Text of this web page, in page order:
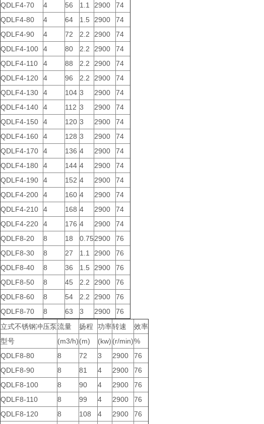
QDLF4-70
4 56 1.1 2900
74
QDLF4-80
4 64 1.5 2900
74
QDLF4-90
4 72 2.2 2900
74
QDLF4-100
4 80 2.2 2900
74
QDLF4-110
4 88 2.2 2900
74
QDLF4-120
4 96 2.2 2900
74
QDLF4-130
4 104 3 2900
74
QDLF4-140
4 112 3 2900
74
QDLF4-150
4 120 3 2900
74
QDLF4-160
4 128 3 2900
74
QDLF4-170
4 136 4 2900
74
QDLF4-180
4 144 4 2900
74
QDLF4-190
4 152 4 2900
74
QDLF4-200
4 160 4 2900
74
QDLF4-210
4 168 4 2900
74
QDLF4-220
4 176 4 2900
74
QDLF8-20
8 18 0.752900
76
QDLF8-30
8 27 1.1 2900
76
QDLF8-40
8 36 1.5 2900
76
QDLF8-50
8 45 2.2 2900
76
QDLF8-60
8 54 2.2 2900
76
QDLF8-70
8 63 3 2900
76
立式不锈钢冲压泵流量 扬程 功率转速
效率
型号
(m3/h)(m) (kw) (r/min)%
QDLF8-80
8 72 3 2900
76
QDLF8-90
8 81 4 2900
76
QDLF8-100
8 90 4 2900
76
QDLF8-110
8 99 4 2900
76
QDLF8-120
8 108 4 2900 76